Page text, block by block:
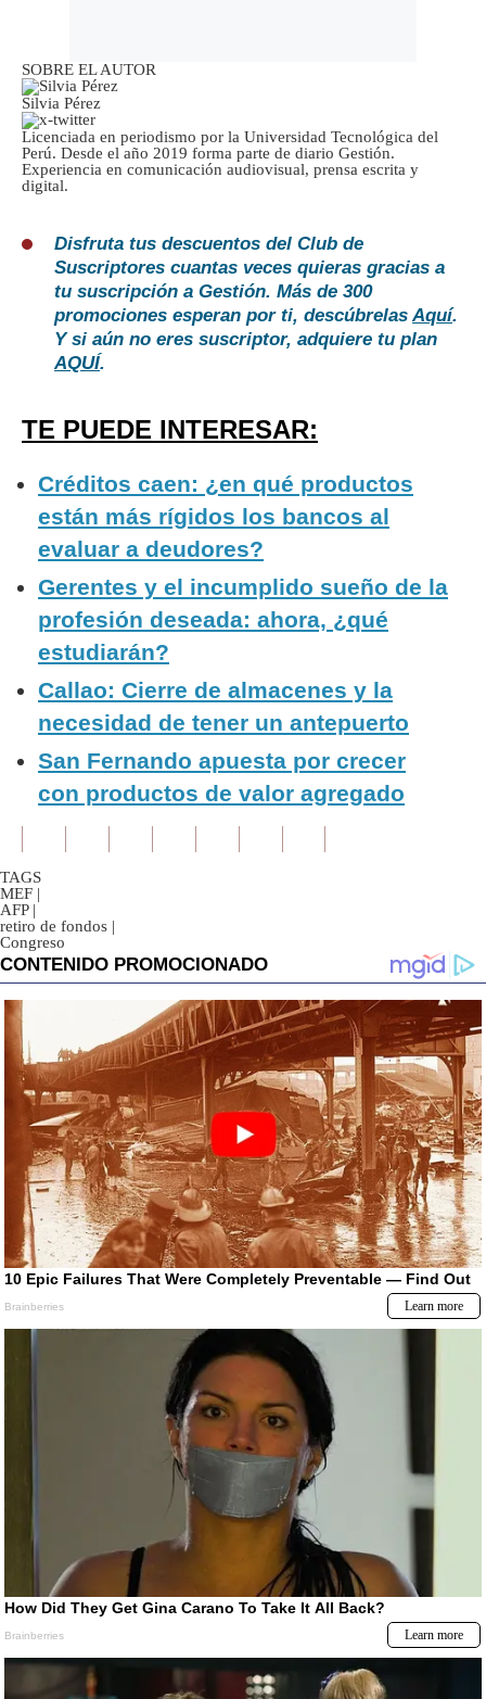
SOBRE EL AUTOR
Silvia Pérez
Licenciada en periodismo por la Universidad Tecnológica del
Perú. Desde el año 2019 forma parte de diario Gestión.
Experiencia en comunicación audiovisual, prensa escrita y
digital.
Disfruta tus descuentos del Club de
Suscriptores cuantas veces quieras gracias a
tu suscripción a Gestión. Más de 300
promociones esperan por ti, descúbrelasAquí.
Y si aún no eres suscriptor, adquiere tu plan
AQUÍ.
TE PUEDE INTERESAR:
Créditos caen: ¿en qué productos
están más rígidos los bancos al
evaluar a deudores?
Gerentes y el incumplido sueño de la
profesión deseada: ahora, ¿qué
estudiarán?
Callao: Cierre de almacenes y la
necesidad de tener un antepuerto
San Fernando apuesta por crecer
con productos de valor agregado
TAGS
MEF |
AFP |
retiro de fondos |
Congreso